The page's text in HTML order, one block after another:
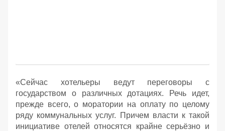
«Сейчас хотельеры ведут переговоры с
государством о различных дотациях. Речь идет,
прежде всего, о моратории на оплату по целому
ряду коммунальных услуг. Причем власти к такой
инициативе отелей относятся крайне серьёзно и